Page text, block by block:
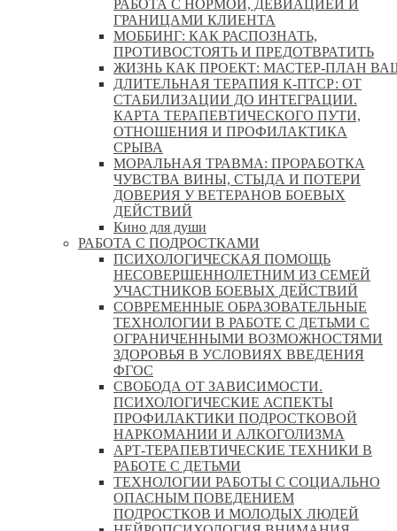
РАБОТА С НОРМОЙ, ДЕВИАЦИЕЙ И
ГРАНИЦАМИ КЛИЕНТА
МОББИНГ: КАК РАСПОЗНАТЬ,
ПРОТИВОСТОЯТЬ И ПРЕДОТВРАТИТЬ
ЖИЗНЬ КАК ПРОЕКТ: МАСТЕР‑ПЛАН
ДЛИТЕЛЬНАЯ ТЕРАПИЯ К-ПТСР: ОТ
СТАБИЛИЗАЦИИ ДО ИНТЕГРАЦИИ.
КАРТА ТЕРАПЕВТИЧЕСКОГО ПУТИ,
ОТНОШЕНИЯ И ПРОФИЛАКТИКА
СРЫВА
МОРАЛЬНАЯ ТРАВМА: ПРОРАБОТКА
ЧУВСТВА ВИНЫ, СТЫДА И ПОТЕРИ
ДОВЕРИЯ У ВЕТЕРАНОВ БОЕВЫХ
ДЕЙСТВИЙ
Кино для души
РАБОТА С ПОДРОСТКАМИ
ПСИХОЛОГИЧЕСКАЯ ПОМОЩЬ
НЕСОВЕРШЕННОЛЕТНИМ ИЗ СЕМЕЙ
УЧАСТНИКОВ БОЕВЫХ ДЕЙСТВИЙ
СОВРЕМЕННЫЕ ОБРАЗОВАТЕЛЬНЫЕ
ТЕХНОЛОГИИ В РАБОТЕ С ДЕТЬМИ С
ОГРАНИЧЕННЫМИ ВОЗМОЖНОСТЯМИ
ЗДОРОВЬЯ В УСЛОВИЯХ ВВЕДЕНИЯ
ФГОС
СВОБОДА ОТ ЗАВИСИМОСТИ.
ПСИХОЛОГИЧЕСКИЕ АСПЕКТЫ
ПРОФИЛАКТИКИ ПОДРОСТКОВОЙ
НАРКОМАНИИ И АЛКОГОЛИЗМА
АРТ-ТЕРАПЕВТИЧЕСКИЕ ТЕХНИКИ В
РАБОТЕ С ДЕТЬМИ
ТЕХНОЛОГИИ РАБОТЫ С СОЦИАЛЬНО
ОПАСНЫМ ПОВЕДЕНИЕМ
ПОДРОСТКОВ И МОЛОДЫХ ЛЮДЕЙ